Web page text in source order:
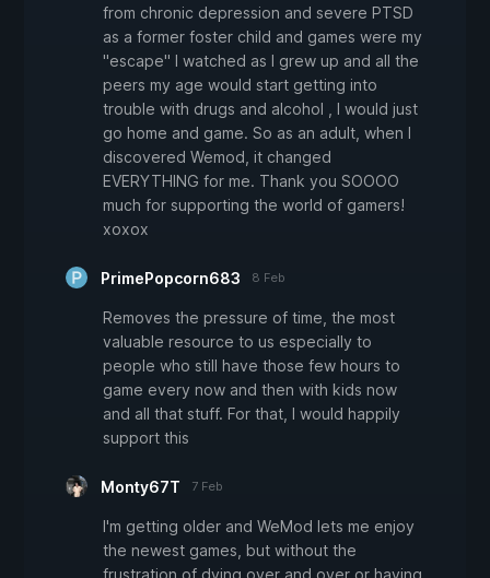
from chronic depression and severe PTSD
as a former foster child and games were my
"escape" I watched as I grew up and all the
peers my age would start getting into
trouble with drugs and alcohol , I would just
go home and game. So as an adult, when I
discovered Wemod, it changed
EVERYTHING for me. Thank you SOOOO
much for supporting the world of gamers!
xoxox
PrimePopcorn683 8 Feb
Removes the pressure of time, the most
valuable resource to us especially to
people who still have those few hours to
game every now and then with kids now
and all that stuff. For that, I would happily
support this
Monty67T 7 Feb
I'm getting older and WeMod lets me enjoy
the newest games, but without the